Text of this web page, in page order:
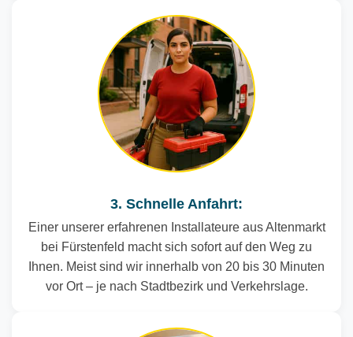
3. Schnelle Anfahrt:
Einer unserer erfahrenen Installateure aus Altenmarkt
bei Fürstenfeld macht sich sofort auf den Weg zu
Ihnen. Meist sind wir innerhalb von 20 bis 30 Minuten
vor Ort – je nach Stadtbezirk und Verkehrslage.